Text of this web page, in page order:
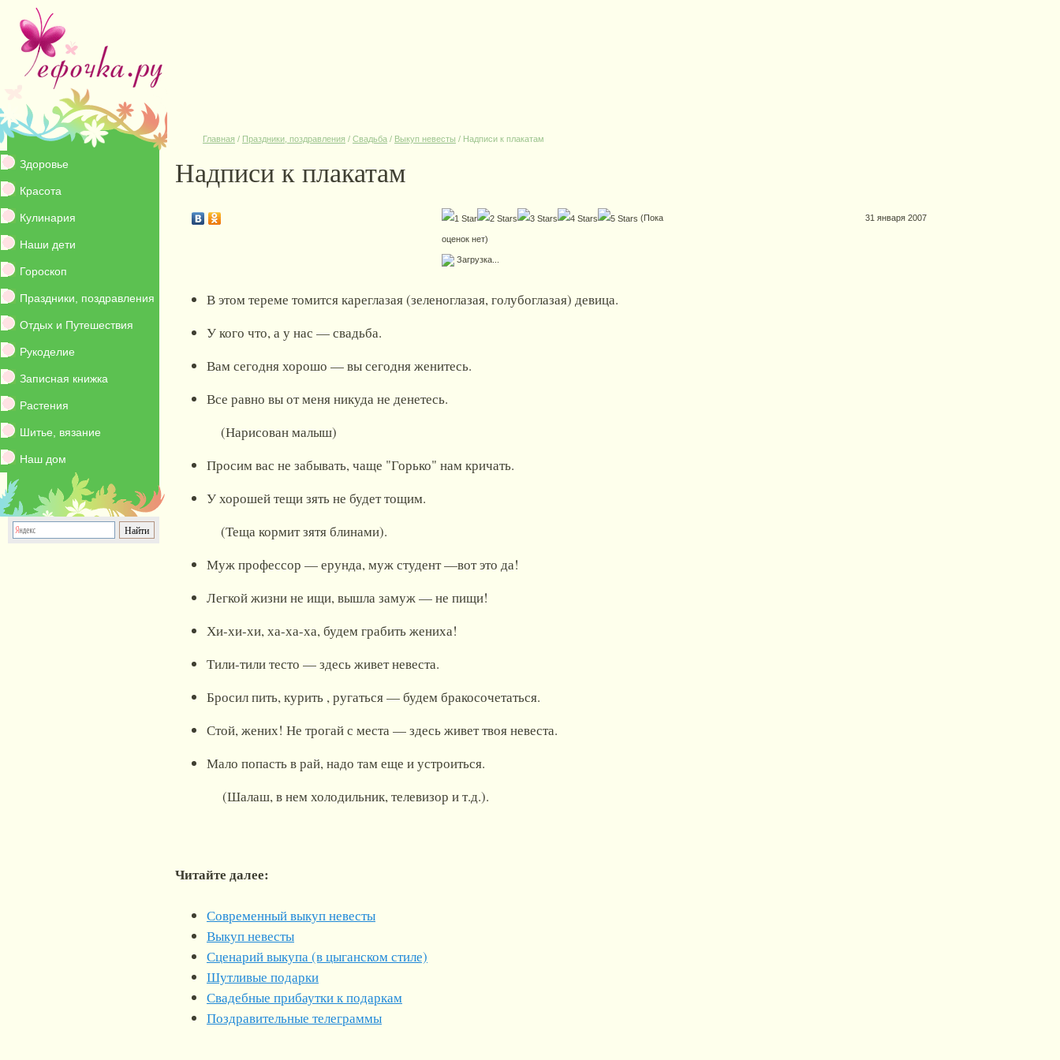
Здоровье
Красота
Кулинария
Наши дети
Гороскоп
Праздники, поздравления
Отдых и Путешествия
Рукоделие
Записная книжка
Растения
Шитье, вязание
Наш дом
Главная / Праздники, поздравления / Свадьба / Выкуп невесты / Надписи к плакатам
Надписи к плакатам
(Пока
оценок нет)
Загрузка...
31 января 2007
В этом тереме томится кареглазая (зеленоглазая, голубоглазая) девица.
У кого что, а у нас — свадьба.
Вам сегодня хорошо — вы сегодня женитесь.
Все равно вы от меня никуда не денетесь.
(Нарисован малыш)
Просим вас не забывать, чаще "Горько" нам кричать.
У хорошей тещи зять не будет тощим.
(Теща кормит зятя блинами).
Муж профессор — ерунда, муж студент —вот это да!
Легкой жизни не ищи, вышла замуж — не пищи!
Хи-хи-хи, ха-ха-ха, будем грабить жениха!
Тили-тили тесто — здесь живет невеста.
Бросил пить, курить , ругаться — будем бракосочетаться.
Стой, жених! Не трогай с места — здесь живет твоя невеста.
Мало попасть в рай, надо там еще и устроиться.
(Шалаш, в нем холодильник, телевизор и т.д.).
Читайте далее:
Современный выкуп невесты
Выкуп невесты
Сценарий выкупа (в цыганском стиле)
Шутливые подарки
Свадебные прибаутки к подаркам
Поздравительные телеграммы